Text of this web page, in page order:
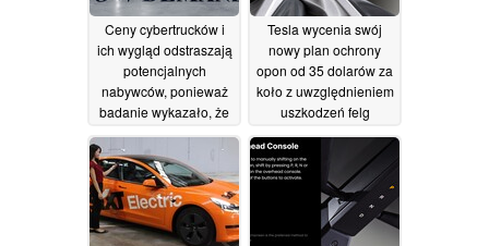
Ceny cybertrucków i
ich wygląd odstraszają
potencjalnych
nabywców, ponieważ
badanie wykazało, że
elektrycznego pickupa
Tesli07/12/2023
Tesla wycenia swój
nowy plan ochrony
opon od 35 dolarów za
koło z uwzględnieniem
uszkodzeń felg
07/12/2023